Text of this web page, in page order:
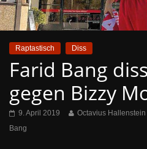
Raptastisch Diss
Farid Bang
gegen Bizzy
9. April 2019 Octavius Hallenstein
Bang